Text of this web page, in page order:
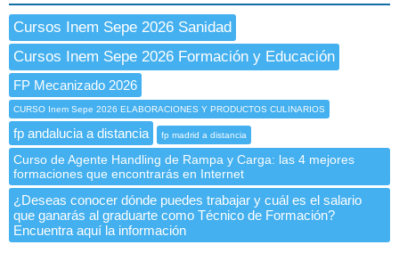
Cursos Inem Sepe 2026 Sanidad
Cursos Inem Sepe 2026 Formación y Educación
FP Mecanizado 2026
CURSO Inem Sepe 2026 ELABORACIONES Y PRODUCTOS CULINARIOS
fp andalucia a distancia fp madrid a distancia
Curso de Agente Handling de Rampa y Carga: las 4 mejores
formaciones que encontrarás en Internet
¿Deseas conocer dónde puedes trabajar y cuál es el salario
que ganarás al graduarte como Técnico de Formación?
Encuentra aquí la información